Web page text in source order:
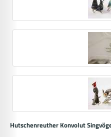
Hutschenreuther Konvolut